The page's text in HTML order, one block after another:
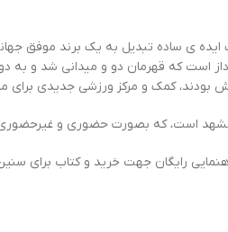
ایده ی ساده تبدیل به یک برند موفق
است که قهرمان دو و میدانی شد و
بودند، کمک و مرکز ورزشی جدیدی برای
است، که بصورت حضوری و
رایگان جهت خرید و کتاب برای